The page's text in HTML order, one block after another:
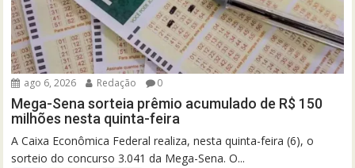
ago 6, 2026 Redação 0
Mega-Sena sorteia prêmio acumulado de R$ 150
milhões nesta quinta-feira
A Caixa Econômica Federal realiza, nesta quinta-feira (6), o
sorteio do concurso 3.041 da Mega-Sena. O...